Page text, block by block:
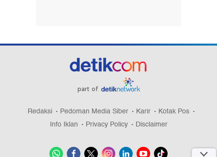
part of
Redaksi Pedoman Media Siber Karir
Kotak Pos
Info Iklan
Privacy Policy Disclaimer